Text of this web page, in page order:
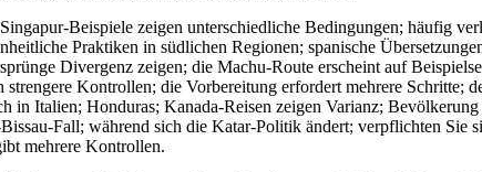
Beispiele zeigen unterschiedliche Bedingungen; häufig
Praktiken in südlichen Regionen; spanische
Divergenz zeigen; die Machu-Route erscheint auf
strengere Kontrollen; die Vorbereitung erfordert mehrere Schritte;
in Italien; Honduras; Kanada-Reisen zeigen Varianz;
Fall; während sich die Katar-Politik ändert; verpflichten Sie
mehrere Kontrollen.